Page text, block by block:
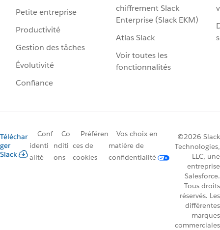
Petite entreprise
Productivité
Gestion des tâches
Évolutivité
Confiance
chiffrement Slack
Enterprise (Slack EKM)
Atlas Slack
Voir toutes les
fonctionnalités
Téléchar
ger
Slack
Conf
identi
alité
Co
nditi
ons
Préféren
ces de
cookies
Vos choix en
matière de
confidentialité
©2026 Slack
Technologies,
LLC, une
entreprise
Salesforce.
Tous droits
réservés. Les
différentes
marques
commerciales